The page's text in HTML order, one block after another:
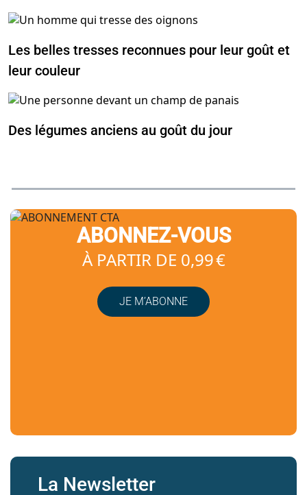
Les belles tresses reconnues pour leur goût et
leur couleur
Des légumes anciens au goût du jour
ABONNEZ-VOUS
À PARTIR DE 0,99 €
JE M’ABONNE
La Newsletter